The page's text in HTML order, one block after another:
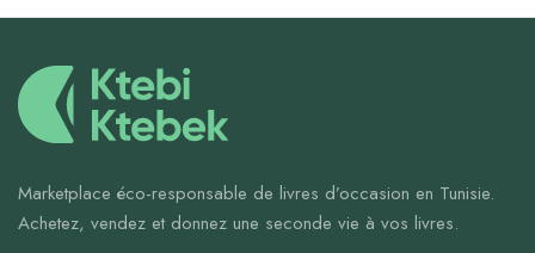
Marketplace éco-responsable de livres d’occasion en Tunisie.
Achetez, vendez et donnez une seconde vie à vos livres.